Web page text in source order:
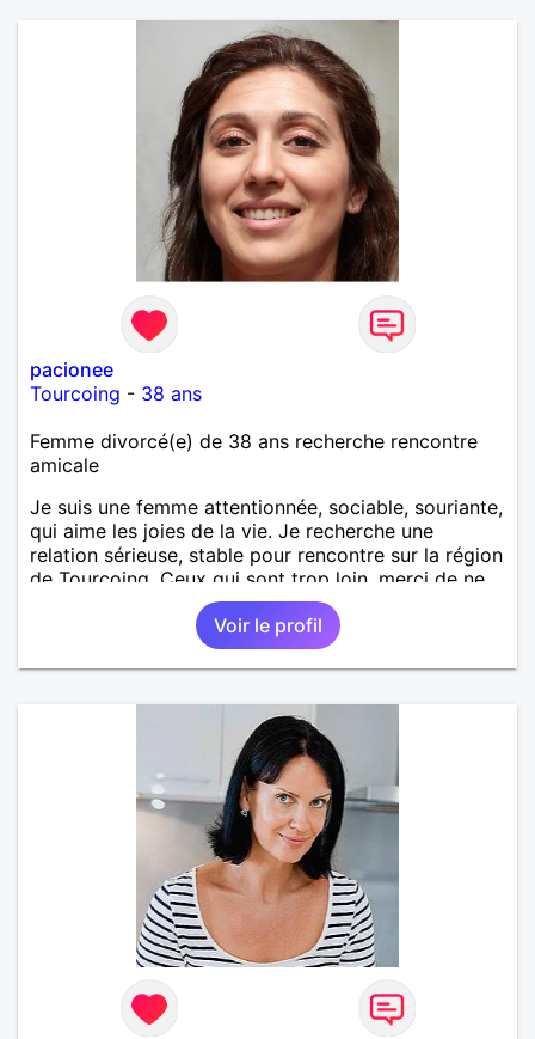
pacionee
Tourcoing - 38 ans
Femme divorcé(e) de 38 ans recherche rencontre
amicale
Je suis une femme attentionnée, sociable, souriante,
qui aime les joies de la vie. Je recherche une
relation sérieuse, stable pour rencontre sur la région
de Tourcoing. Ceux qui sont trop loin, merci de ne
pas me contacter et pour les autres je ne
manquerais pas de vous répondre et ce sera avec
Voir le profil